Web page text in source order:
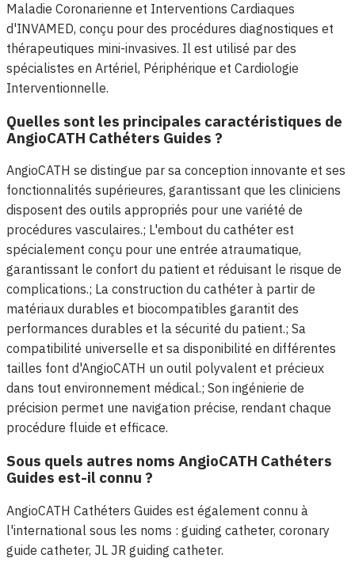
Maladie Coronarienne et Interventions Cardiaques
d'INVAMED, conçu pour des procédures diagnostiques et
thérapeutiques mini-invasives. Il est utilisé par des
spécialistes en Artériel, Périphérique et Cardiologie
Interventionnelle.
Quelles sont les principales caractéristiques de
AngioCATH Cathéters Guides ?
AngioCATH se distingue par sa conception innovante et ses
fonctionnalités supérieures, garantissant que les cliniciens
disposent des outils appropriés pour une variété de
procédures vasculaires.; L'embout du cathéter est
spécialement conçu pour une entrée atraumatique,
garantissant le confort du patient et réduisant le risque de
complications.; La construction du cathéter à partir de
matériaux durables et biocompatibles garantit des
performances durables et la sécurité du patient.; Sa
compatibilité universelle et sa disponibilité en différentes
tailles font d'AngioCATH un outil polyvalent et précieux
dans tout environnement médical.; Son ingénierie de
précision permet une navigation précise, rendant chaque
procédure fluide et efficace.
Sous quels autres noms AngioCATH Cathéters
Guides est-il connu ?
AngioCATH Cathéters Guides est également connu à
l'international sous les noms : guiding catheter, coronary
guide catheter, JL JR guiding catheter.